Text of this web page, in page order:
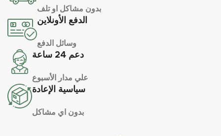
بدون مشاكل او تلف
الدفع الأونلاين
وسائل الدفع
دعم 24 ساعة
علي مدار الأسبوع
سياسية الإعادة
بدون اي مشاكل